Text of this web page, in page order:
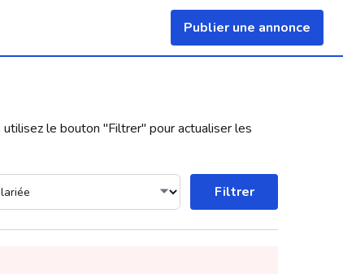
Publier une annonce
le bouton "Filtrer" pour actualiser les
Filtrer